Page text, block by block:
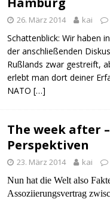
26. März 2014 kai
Schattenblick: Wir haben
der anschließenden
Rußlands zwar gestreift,
erlebt man dort deiner
NATO […]
The week after
Perspektiven
23. März 2014 kai
Nun hat die Welt also
Assoziierungsvertrag